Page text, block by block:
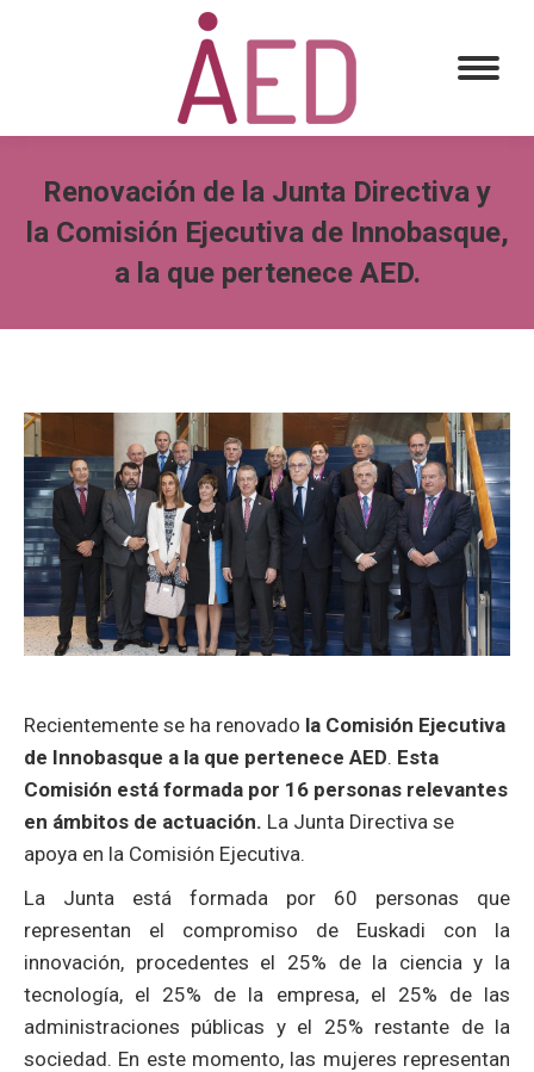
Renovación de la Junta Directiva y
la Comisión Ejecutiva de Innobasque,
a la que pertenece AED.
Recientemente se ha renovado la Comisión Ejecutiva
de Innobasque a la que pertenece AED. Esta
Comisión está formada por 16 personas relevantes
en ámbitos de actuación. La Junta Directiva se
apoya en la Comisión Ejecutiva.
La Junta está formada por 60 personas que
representan el compromiso de Euskadi con la
innovación, procedentes el 25% de la ciencia y la
tecnología, el 25% de la empresa, el 25% de las
administraciones públicas y el 25% restante de la
sociedad. En este momento, las mujeres representan